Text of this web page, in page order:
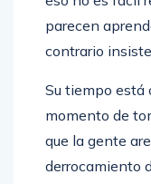
parecen
contrario
Su tiempo está
momento de
que la gente
derrocamiento